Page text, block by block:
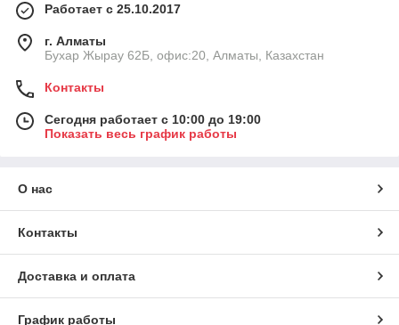
Работает с 25.10.2017
г. Алматы
Бухар Жырау 62Б, офис:20, Алматы, Казахстан
Контакты
Сегодня работает с 10:00 до 19:00
Показать весь график работы
О нас
Контакты
Доставка и оплата
График работы